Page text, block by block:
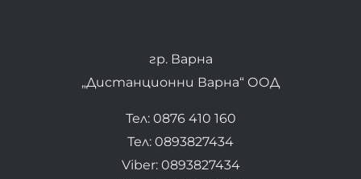
гр. Варна
„Дистанционни Варна“ ООД
Тел: 0876 410 160
Тел: 0893827434
Viber: 0893827434